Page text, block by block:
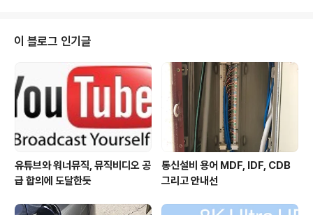
요하다. 부가 서비스는 거기가 거기기 때문에 가격이 제일
이다. 그런데, 기존 호스트웨이의 도메인 가격은 한시적인
가격인하였단 말이다. 물론 마케팅 방법상, 저가의 비용으
로 주목을 받는 것은 중요한 일이나, 너무나 전격적인 비용
인상이다. 10월 25일(어제)까지 였더라면 남은 2개 도메
이 블로그 인기글
유튜브와 워너뮤직, 뮤직비디오 공
급 합의에 도달한듯
통신설비 용어 MDF, IDF, CDB
그리고 안내선